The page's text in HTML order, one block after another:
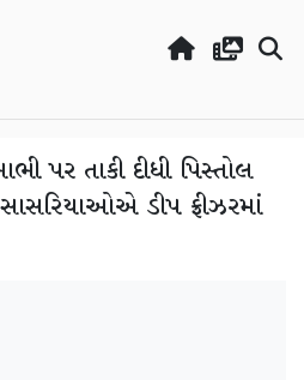
પર તાકી દીધી પિસ્તોલ
ડીપ ફ્રીઝરમાં